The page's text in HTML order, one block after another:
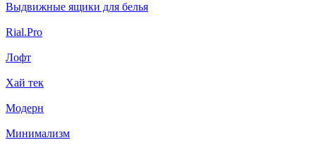
Выдвижные ящики для белья
Rial.Pro
Лофт
Хай тек
Модерн
Минимализм